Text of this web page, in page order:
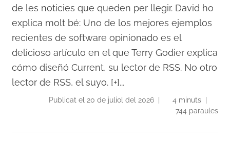
de les noticies que queden per llegir. David ho
explica molt bé: Uno de los mejores ejemplos
recientes de software opinionado es el
delicioso artículo en el que Terry Godier explica
cómo diseñó Current, su lector de RSS. No otro
lector de RSS, el suyo. [+]...
Publicat el 20 de juliol del 2026 |
4 minuts |
744 paraules